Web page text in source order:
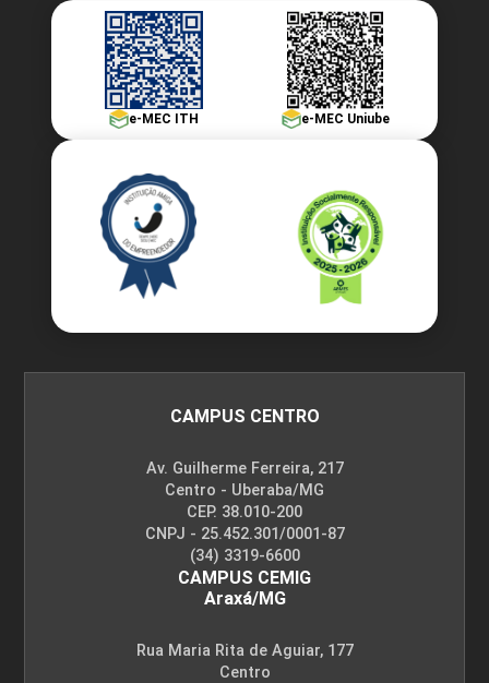
e-MEC ITH e-MEC Uniube
CAMPUS CENTRO
Av. Guilherme Ferreira, 217
Centro - Uberaba/MG
CEP. 38.010-200
CNPJ - 25.452.301/0001-87
(34) 3319-6600
CAMPUS CEMIG
Araxá/MG
Rua Maria Rita de Aguiar, 177
Centro